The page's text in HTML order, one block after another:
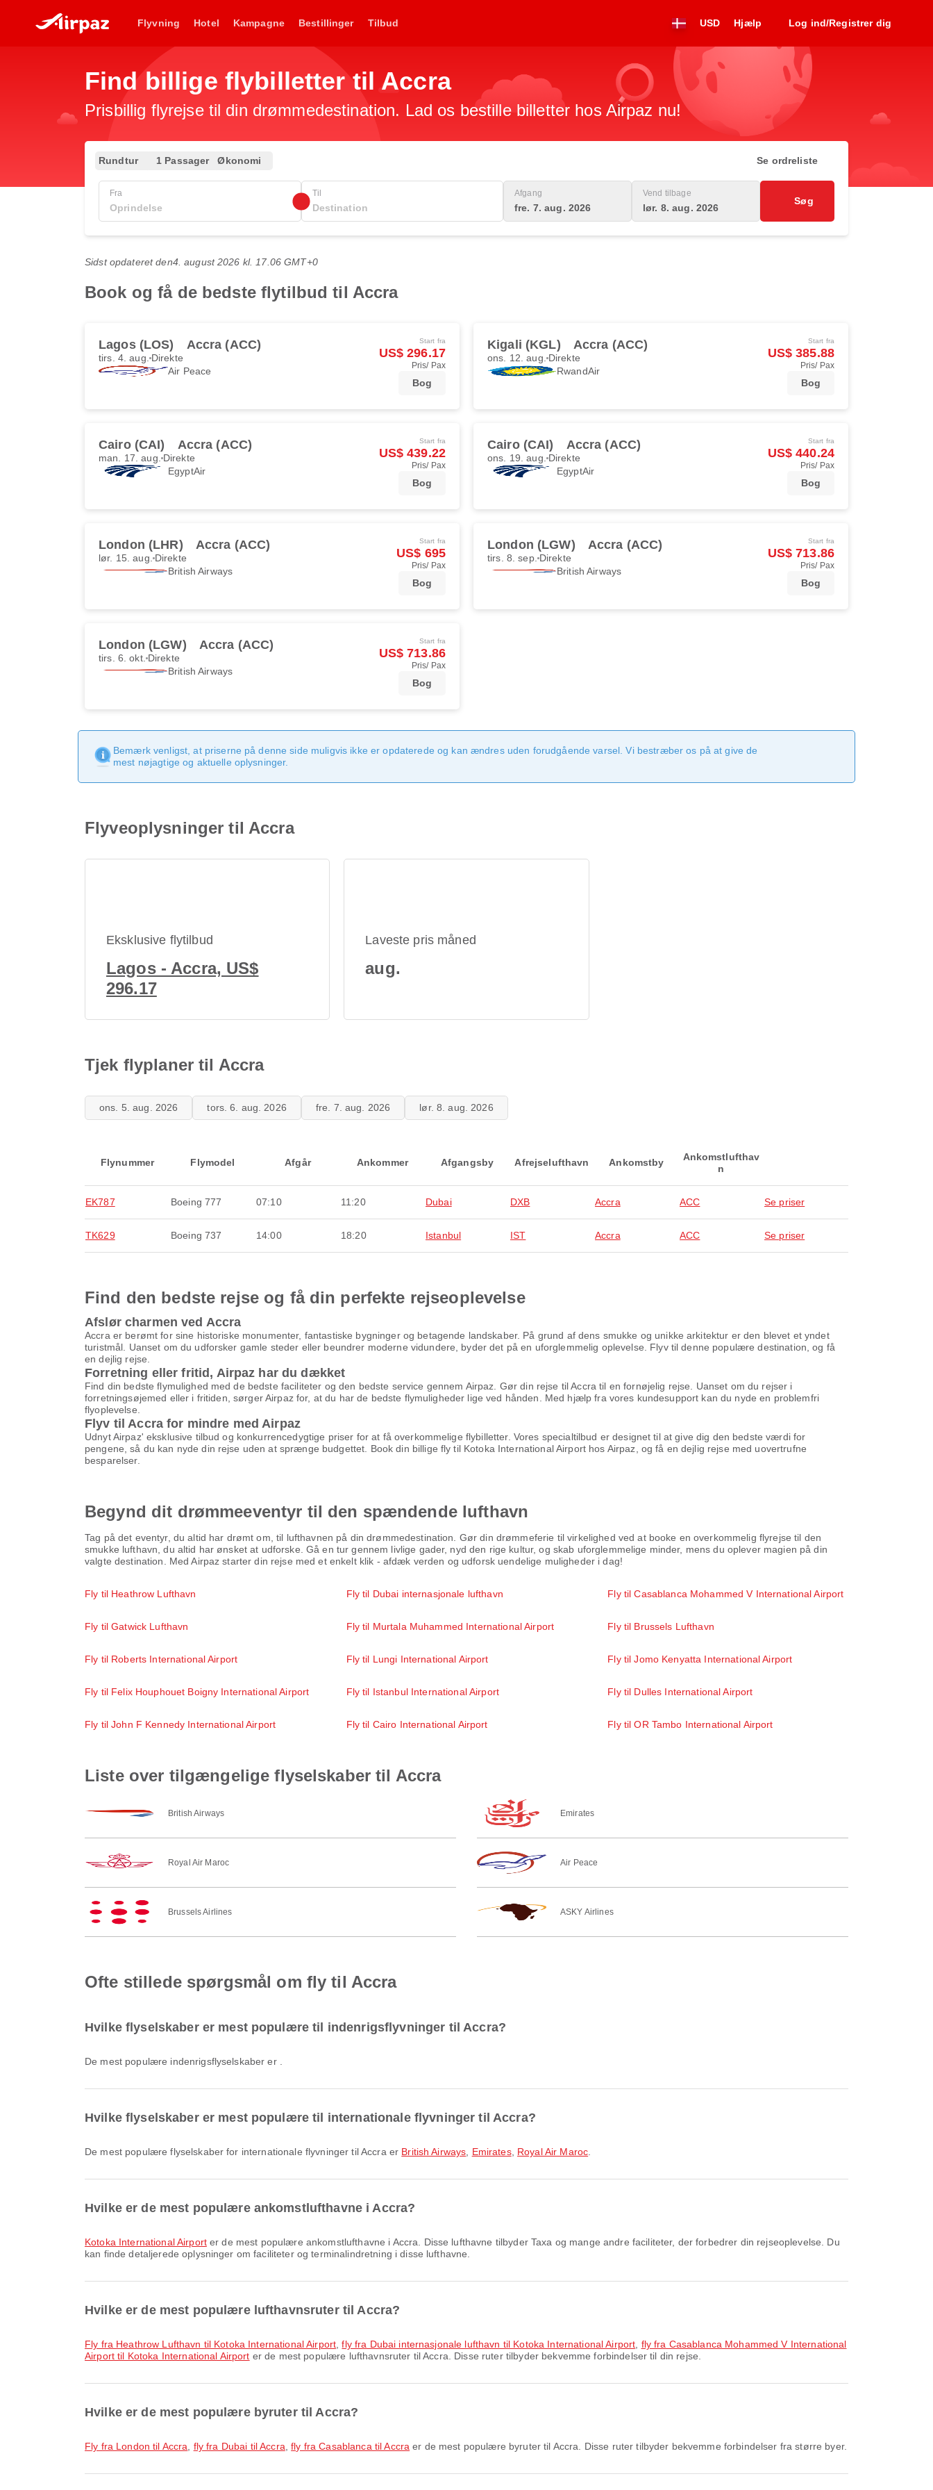
Flyvning Hotel Kampagne Bestillinger Tilbud USD Hjælp Log ind/Registrer dig
Find billige flybilletter til Accra
Prisbillig flyrejse til din drømmedestination. Lad os bestille billetter hos Airpaz nu!
Rundtur 1 Passager Økonomi Se ordreliste
Fra Til Afgang
fre. 7. aug. 2026
Vend tilbage
lør. 8. aug. 2026
Søg
Sidst opdateret den4. august 2026 kl. 17.06 GMT+0
Book og få de bedste flytilbud til Accra
Lagos (LOS) Accra (ACC)
tirs. 4. aug. Direkte
Air Peace
Start fra
US$ 296.17
Pris/ Pax
Bog
Kigali (KGL) Accra (ACC)
ons. 12. aug. Direkte
RwandAir
Start fra
US$ 385.88
Pris/ Pax
Bog
Cairo (CAI) Accra (ACC)
man. 17. aug. Direkte
EgyptAir
Start fra
US$ 439.22
Pris/ Pax
Bog
Cairo (CAI) Accra (ACC)
ons. 19. aug. Direkte
EgyptAir
Start fra
US$ 440.24
Pris/ Pax
Bog
London (LHR) Accra (ACC)
lør. 15. aug. Direkte
British Airways
Start fra
US$ 695
Pris/ Pax
Bog
London (LGW) Accra (ACC)
tirs. 8. sep. Direkte
British Airways
Start fra
US$ 713.86
Pris/ Pax
Bog
London (LGW) Accra (ACC)
tirs. 6. okt. Direkte
British Airways
Start fra
US$ 713.86
Pris/ Pax
Bog
Bemærk venligst, at priserne på denne side muligvis ikke er opdaterede og kan ændres uden forudgående varsel. Vi bestræber os på at give de
mest nøjagtige og aktuelle oplysninger.
Flyveoplysninger til Accra
Eksklusive flytilbud
Lagos - Accra, US$
296.17
Laveste pris måned
aug.
Tjek flyplaner til Accra
ons. 5. aug. 2026 tors. 6. aug. 2026 fre. 7. aug. 2026 lør. 8. aug. 2026
Flynummer Flymodel Afgår Ankommer Afgangsby Afrejselufthavn Ankomstby
Ankomstlufthav
n
EK787 Boeing 777 07:10 11:20 Dubai DXB Accra ACC Se priser
TK629 Boeing 737 14:00 18:20 Istanbul IST Accra ACC Se priser
Find den bedste rejse og få din perfekte rejseoplevelse
Afslør charmen ved Accra
Accra er berømt for sine historiske monumenter, fantastiske bygninger og betagende landskaber. På grund af dens smukke og unikke arkitektur er den blevet et yndet
turistmål. Uanset om du udforsker gamle steder eller beundrer moderne vidundere, byder det på en uforglemmelig oplevelse. Flyv til denne populære destination, og få
en dejlig rejse.
Forretning eller fritid, Airpaz har du dækket
Find din bedste flymulighed med de bedste faciliteter og den bedste service gennem Airpaz. Gør din rejse til Accra til en fornøjelig rejse. Uanset om du rejser i
forretningsøjemed eller i fritiden, sørger Airpaz for, at du har de bedste flymuligheder lige ved hånden. Med hjælp fra vores kundesupport kan du nyde en problemfri
flyoplevelse.
Flyv til Accra for mindre med Airpaz
Udnyt Airpaz' eksklusive tilbud og konkurrencedygtige priser for at få overkommelige flybilletter. Vores specialtilbud er designet til at give dig den bedste værdi for
pengene, så du kan nyde din rejse uden at sprænge budgettet. Book din billige fly til Kotoka International Airport hos Airpaz, og få en dejlig rejse med uovertrufne
besparelser.
Begynd dit drømmeeventyr til den spændende lufthavn
Tag på det eventyr, du altid har drømt om, til lufthavnen på din drømmedestination. Gør din drømmeferie til virkelighed ved at booke en overkommelig flyrejse til den
smukke lufthavn, du altid har ønsket at udforske. Gå en tur gennem livlige gader, nyd den rige kultur, og skab uforglemmelige minder, mens du oplever magien på din
valgte destination. Med Airpaz starter din rejse med et enkelt klik - afdæk verden og udforsk uendelige muligheder i dag!
Fly til Heathrow Lufthavn Fly til Dubai internasjonale lufthavn Fly til Casablanca Mohammed V International Airport
Fly til Gatwick Lufthavn Fly til Murtala Muhammed International Airport Fly til Brussels Lufthavn
Fly til Roberts International Airport Fly til Lungi International Airport Fly til Jomo Kenyatta International Airport
Fly til Felix Houphouet Boigny International Airport Fly til Istanbul International Airport Fly til Dulles International Airport
Fly til John F Kennedy International Airport Fly til Cairo International Airport Fly til OR Tambo International Airport
Liste over tilgængelige flyselskaber til Accra
British Airways Emirates
Royal Air Maroc Air Peace
Brussels Airlines ASKY Airlines
Ofte stillede spørgsmål om fly til Accra
Hvilke flyselskaber er mest populære til indenrigsflyvninger til Accra?
De mest populære indenrigsflyselskaber er .
Hvilke flyselskaber er mest populære til internationale flyvninger til Accra?
De mest populære flyselskaber for internationale flyvninger til Accra er British Airways Emirates, Royal Air Maroc
Hvilke er de mest populære ankomstlufthavne i Accra?
Kotoka International Airporter de mest populære ankomstlufthavne i Accra. Disse lufthavne tilbyder Taxa og mange andre faciliteter, der forbedrer din rejseoplevelse. Du
kan finde detaljerede oplysninger om faciliteter og terminalindretning i disse lufthavne.
Hvilke er de mest populære lufthavnsruter til Accra?
fly fra Heathrow Lufthavn til Kotoka International Airport ,fly fra Dubai internasjonale lufthavn til Kotoka International Airport fly fra Casablanca Mohammed V International
Airport til Kotoka International Airport er de mest populære lufthavnsruter til Accra. Disse ruter tilbyder bekvemme forbindelser til din rejse.
Hvilke er de mest populære byruter til Accra?
fly fra London til Accra fly fra Dubai til Accra ,fly fra Casablanca til Accra er de mest populære byruter til Accra. Disse ruter tilbyder bekvemme forbindelser fra større byer.